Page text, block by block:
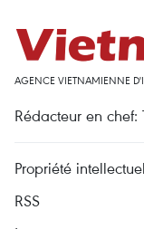
AGENCE VIETNAMIENNE
Rédacteur en chef:
Propriété
RSS